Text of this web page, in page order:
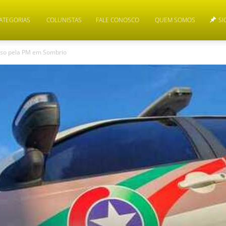
COLUNISTAS FALE CONOSCO QUEM SOMOS
pela PM em Sombrio